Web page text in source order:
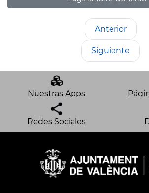
Anterior
Siguiente
Nuestras Apps
Redes Sociales